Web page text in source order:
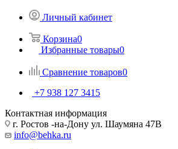
Личный кабинет
Корзина0
Избранные товары0
Сравнение товаров0
+7 938 127 3415
Контактная информация
г. Ростов -на-Дону ул. Шаумяна 47В
info@behka.ru